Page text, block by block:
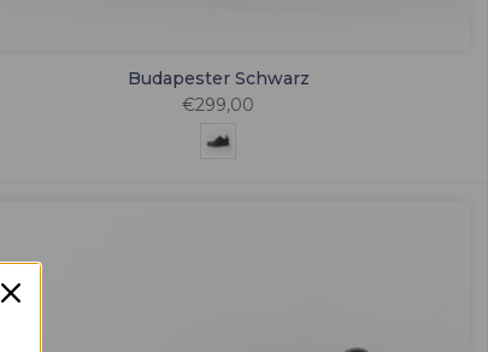
Budapester Schwarz
€299,00